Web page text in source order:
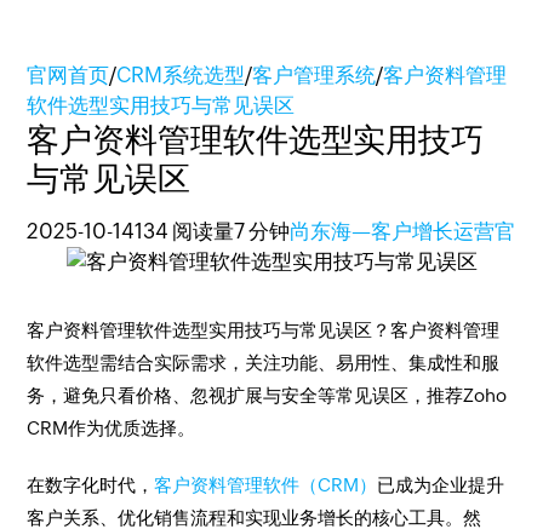
官网首页/CRM系统选型/客户管理系统/客户资料管理
软件选型实用技巧与常见误区
客户资料管理软件选型实用技巧
与常见误区
2025-10-14134 阅读量7 分钟尚东海—客户增长运营官
客户资料管理软件选型实用技巧与常见误区？客户资料管理
软件选型需结合实际需求，关注功能、易用性、集成性和服
务，避免只看价格、忽视扩展与安全等常见误区，推荐Zoho
CRM作为优质选择。
在数字化时代，客户资料管理软件（CRM） 已成为企业提升
客户关系、优化销售流程和实现业务增长的核心工具。然